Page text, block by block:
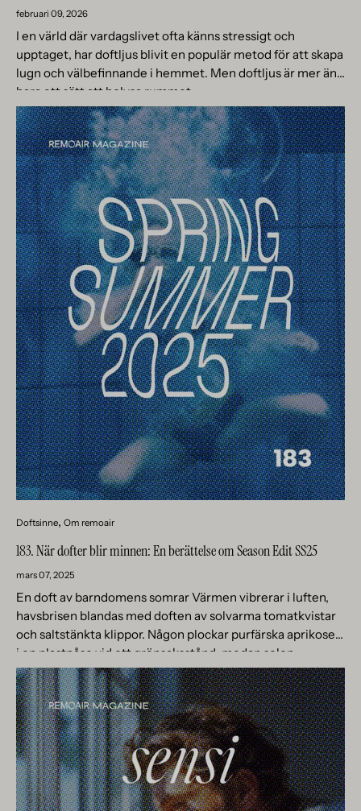
februari 09, 2026
I en värld där vardagslivet ofta känns stressigt och
upptaget, har doftljus blivit en populär metod för att skapa
lugn och välbefinnande i hemmet. Men doftljus är mer än
bara ett sätt att belysa rummet...
Doftsinne Om remoair
183. När dofter blir minnen: En berättelse om Season Edit SS25
mars 07, 2025
En doft av barndomens somrar Värmen vibrerar i luften,
havsbrisen blandas med doften av solvarma tomatkvistar
och saltstänkta klippor. Någon plockar purfärska aprikoser
i en plastpåse vid ett grönsaksstånd, medan solen
långsamt sjunker bakom vita...